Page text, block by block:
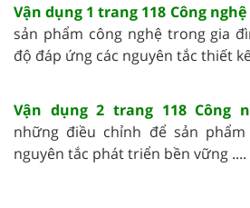
Vận dụng 1 trang 118 Công nghệ
sản phẩm công nghệ trong gia
độ đáp ứng các nguyên tắc thiết
Vận dụng 2 trang 118 Công
những điều chỉnh để sản
nguyên tắc phát triển bền vững ....